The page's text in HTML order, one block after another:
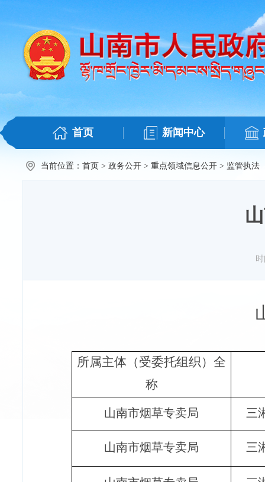
首页 新闻中心
当前位置： 首页 > 政务公开 > 重点领域信息公开 > 监管执法
所属主体（受委托组织）全
称
山南市烟草专卖局 三
山南市烟草专卖局 三